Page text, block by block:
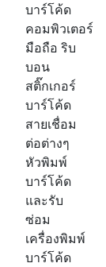
บาร์โค้ด
คอมพิวเตอร์
มือถือ ริบ
บอน
สติ๊กเกอร์
บาร์โค้ด
สายเชื่อม
ต่อต่างๆ
หัวพิมพ์
บาร์โค้ด
และรับ
ซ่อม
เครื่องพิมพ์
บาร์โค้ด